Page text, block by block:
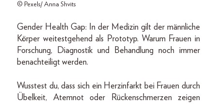
© Pexels/ Anna Shvits
Gender Health Gap: In der Medizin gilt der männliche
Körper weitestgehend als Prototyp. Warum Frauen in
Forschung, Diagnostik und Behandlung noch immer
benachteiligt werden.
Wusstest du, dass sich ein Herzinfarkt bei Frauen durch
Übelkeit, Atemnot oder Rückenschmerzen zeigen